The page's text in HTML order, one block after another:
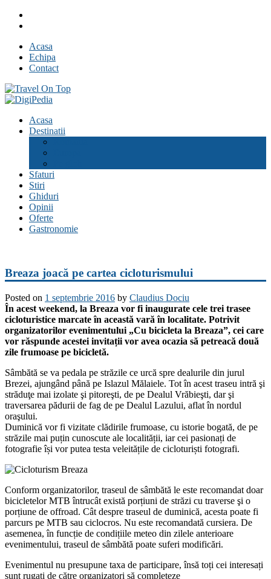
Skip
Acasa
Echipa
Contact
Acasa
Destinatii
Sfaturi
Stiri
Ghiduri
Opinii
Oferte
Gastronomie
Breaza joacă pe cartea cicloturismului
Posted on 1 septembrie 2016 by Claudius Dociu
În acest weekend, la Breaza vor fi inaugurate cele trei trasee
cicloturistice marcate în această vară în localitate. Potrivit
organizatorilor evenimentului „Cu bicicleta la Breaza”, cei care
vor răspunde acestei invitații vor avea ocazia să petreacă două
zile frumoase pe bicicletă.
Sâmbătă se va pedala pe străzile ce urcă spre dealurile din jurul
Brezei, ajungând până pe Islazul Mălaiele. Tot în acest traseu intră şi
străduţe mai izolate şi pitoreşti, de pe Dealul Vrăbieşti, dar şi
traversarea pădurii de fag de pe Dealul Lazului, aflat în nordul
oraşului.
Duminică vor fi vizitate clădirile frumoase, cu istorie bogată, de pe
străzile mai puțin cunoscute ale localității, iar cei pasionați de
fotografie își vor putea testa veleitățile de cicloturiști fotografi.
Conform organizatorilor, traseul de sâmbătă le este recomandat doar
bicicletelor MTB întrucât există porțiuni de străzi cu traverse şi o
porțiune de offroad. Cât despre traseul de duminică, acesta poate fi
parcurs pe MTB sau ciclocros. Nu este recomandată cursiera. De
asemenea, în funcție de condițiile meteo din zilele anterioare
evenimentului, traseul de sâmbătă poate suferi modificări.
Evenimentul nu presupune taxa de participare, însă toți cei interesați
sunt rugați de către organizatori să completeze